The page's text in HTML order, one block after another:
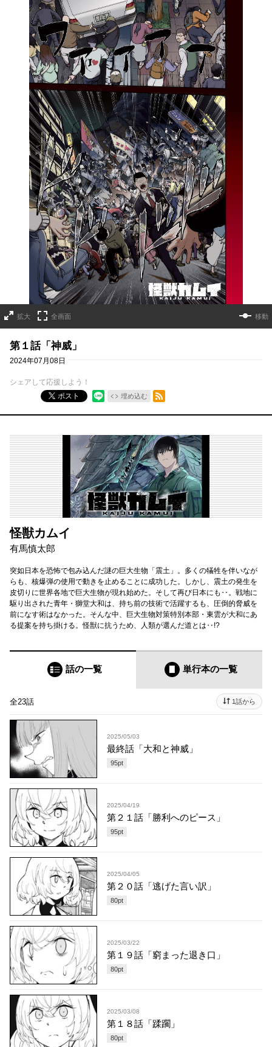
拡大 全画面 移動
第１話「神威」
2024年07月08日
シェアして応援しよう！
ポスト
埋め込む
RSSフィード
怪獣カムイ
有馬慎太郎
突如日本を恐怖で包み込んだ謎の巨大生物「震土」。多くの犠牲を伴いなが
らも、核爆弾の使用で動きを止めることに成功した。しかし、震土の発生を
皮切りに世界各地で巨大生物が現れ始めた。そして再び日本にも‥。戦地に
駆り出された青年・獅堂大和は、持ち前の技術で活躍するも、圧倒的脅威を
前になす術はなかった。そんな中、巨大生物対策特別本部・東雲が大和にあ
る提案を持ち掛ける。怪獣に抗うため、人類が選んだ道とは‥!?
話の一覧 単行本の一覧
全23話 1話から
2025/05/03
最終話「大和と神威」
95pt
2025/04/19
第２１話「勝利へのピース」
95pt
2025/04/05
第２０話「逃げた言い訳」
80pt
2025/03/22
第１９話「窮まった退き口」
80pt
2025/03/08
第１８話「蹂躙」
80pt